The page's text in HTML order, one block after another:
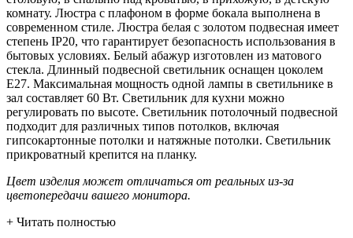
комнату. Люстра с плафоном в форме бокала выполнена в
современном стиле. Люстра белая с золотом подвесная имеет
степень IP20, что гарантирует безопасность использования в
бытовых условиях. Белый абажур изготовлен из матового
стекла. Длинный подвесной светильник оснащен цоколем
Е27. Максимальная мощность одной лампы в светильнике в
зал составляет 60 Вт. Светильник для кухни можно
регулировать по высоте. Светильник потолочный подвесной
подходит для различных типов потолков, включая
гипсокартонные потолки и натяжные потолки. Светильник
прикроватный крепится на планку.
Цвет изделия может отличаться от реальных из-за
цветопередачи вашего монитора.
+ Читать полностью